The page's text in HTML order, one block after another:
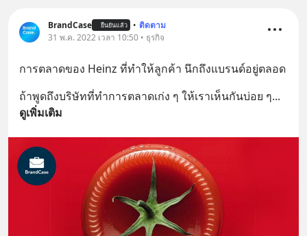
BrandCase ยืนยันแล้ว • ติดตาม
31 พ.ค. 2022 เวลา 10:50 • ธุรกิจ
การตลาดของ Heinz ที่ทำให้ลูกค้า นึกถึงแบรนด์อยู่ตลอด
ถ้าพูดถึงบริษัทที่ทำการตลาดเก่ง ๆ ให้เราเห็นกันบ่อย ๆ...
ดูเพิ่มเติม